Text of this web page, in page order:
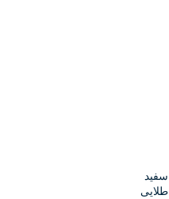
سفید
طلایی